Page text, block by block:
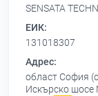
SENSATA
ЕИК:
131018307
Адрес:
област София
Искърско шосе